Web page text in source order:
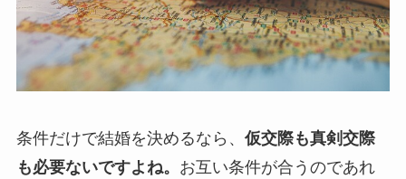
条件だけで結婚を決めるなら、 仮交際も真剣交際
も必要ないですよね。 お互い条件が合うのであれ